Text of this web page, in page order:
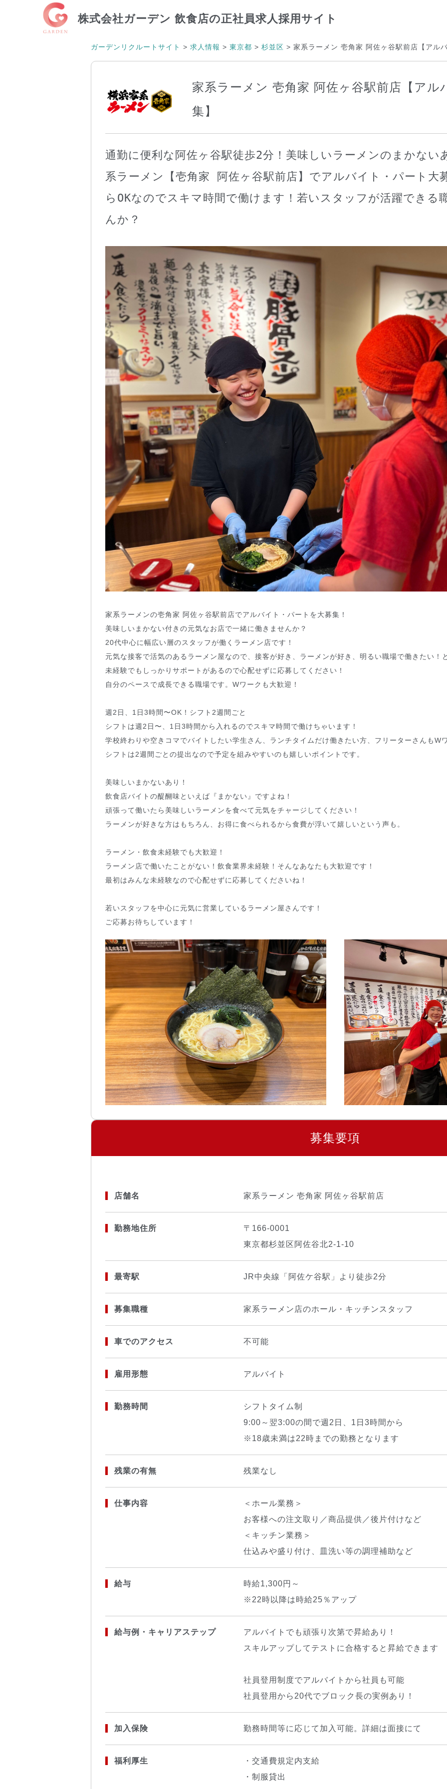
株式会社ガーデン飲食店の正社員求人採用サイト
ガーデンリクルートサイト > 求人情報 > 東京都 > 杉並区 > 家系ラーメン 壱角家 阿佐ヶ谷駅前店【アル
家系ラーメン 壱角家 阿佐ヶ谷駅前店【アル
集】
通勤に便利な阿佐ヶ谷駅徒歩2分！美味しいラーメンのまかない
系ラーメン【壱角家 阿佐ヶ谷駅前店】でアルバイト・パート大
らOKなのでスキマ時間で働けます！若いスタッフが活躍できる
んか？
家系ラーメンの壱角家 阿佐ヶ谷駅前店でアルバイト・パートを大募集！
美味しいまかない付きの元気なお店で一緒に働きませんか？
20代中心に幅広い層のスタッフが働くラーメン店です！
元気な接客で活気のあるラーメン屋なので、接客が好き、ラーメンが好き、明るい職場で働きたい！
未経験でもしっかりサポートがあるので心配せずに応募してください！
自分のペースで成長できる職場です。Wワークも大歓迎！
週2日、1日3時間〜OK！シフト2週間ごと
シフトは週2日〜、1日3時間から入れるのでスキマ時間で働けちゃいます！
学校終わりや空きコマでバイトしたい学生さん、ランチタイムだけ働きたい方、フリーターさんもW
シフトは2週間ごとの提出なので予定を組みやすいのも嬉しいポイントです。
美味しいまかないあり！
飲食店バイトの醍醐味といえば『まかない』ですよね！
頑張って働いたら美味しいラーメンを食べて元気をチャージしてください！
ラーメンが好きな方はもちろん、お得に食べられるから食費が浮いて嬉しいという声も。
ラーメン・飲食未経験でも大歓迎！
ラーメン店で働いたことがない！飲食業界未経験！そんなあなたも大歓迎です！
最初はみんな未経験なので心配せずに応募してくださいね！
若いスタッフを中心に元気に営業しているラーメン屋さんです！
ご応募お待ちしています！
募集要項
店舗名 家系ラーメン 壱角家 阿佐ヶ谷駅前店
勤務地住所
〒166-0001
東京都杉並区阿佐谷北2-1-10
最寄駅 JR中央線「阿佐ケ谷駅」より徒歩2分
募集職種 家系ラーメン店のホール・キッチンスタッフ
車でのアクセス 不可能
雇用形態 アルバイト
勤務時間
シフトタイム制
9:00～翌3:00の間で週2日、1日3時間から
※18歳未満は22時までの勤務となります
残業の有無 残業なし
仕事内容
＜ホール業務＞
お客様への注文取り／商品提供／後片付けなど
＜キッチン業務＞
仕込みや盛り付け、皿洗い等の調理補助など
給与
時給1,300円～
※22時以降は時給25％アップ
給与例・キャリアステップ
アルバイトでも頑張り次第で昇給あり！
スキルアップしてテストに合格すると昇給できます
社員登用制度でアルバイトから社員も可能
社員登用から20代でブロック長の実例あり！
加入保険 勤務時間等に応じて加入可能。詳細は面接にて
福利厚生
・交通費規定内支給
・制服貸出